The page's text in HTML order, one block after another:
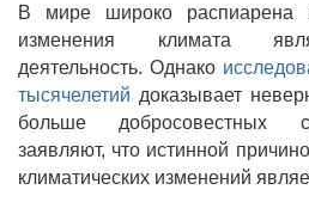
В мире широко распиарена
изменения климата
деятельность. Однако
тысячелетий доказывает
больше добросовестных
заявляют, что истинной
климатических изменений